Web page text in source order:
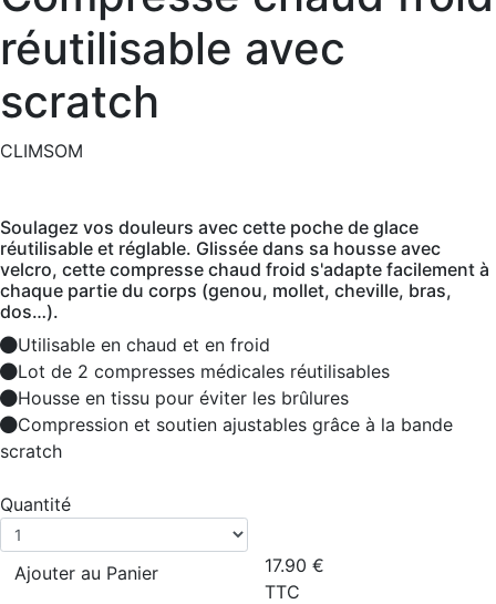
réutilisable avec
scratch
CLIMSOM
Soulagez vos douleurs avec cette poche de glace
réutilisable et réglable. Glissée dans sa housse avec
velcro, cette compresse chaud froid s'adapte facilement à
chaque partie du corps (genou, mollet, cheville, bras,
dos…).
Utilisable en chaud et en froid
Lot de 2 compresses médicales réutilisables
Housse en tissu pour éviter les brûlures
Compression et soutien ajustables grâce à la bande
scratch
Quantité
Ajouter au Panier 17.90 €
TTC